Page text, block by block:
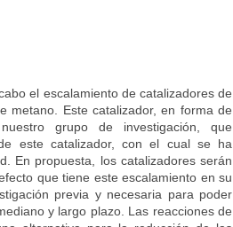
el escalamiento de catalizadores de
metano. Este catalizador, en forma de
grupo de investigación, que
este catalizador, con el cual se ha
En propuesta, los catalizadores serán
que tiene este escalamiento en su
previa y necesaria para poder
y largo plazo. Las reacciones de